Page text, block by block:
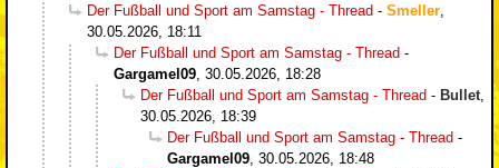
Der Fußball und Sport am Samstag - Thread - Smeller
30.05.2026, 18:11
Der Fußball und Sport am Samstag - Thread -
Gargamel09 30.05.2026, 18:28
Der Fußball und Sport am Samstag - Thread - Bullet
30.05.2026, 18:39
Der Fußball und Sport am Samstag - Thread -
Gargamel09 30.05.2026, 18:48